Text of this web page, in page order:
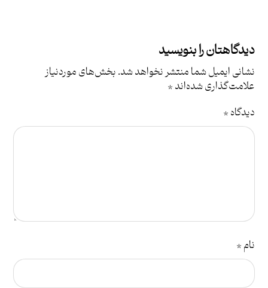
دیدگاهتان را بنویسید
نشانی ایمیل شما منتشر نخواهد شد.بخش‌های موردنیاز
علامت‌گذاری شده‌اند*
دیدگاه*
نام*